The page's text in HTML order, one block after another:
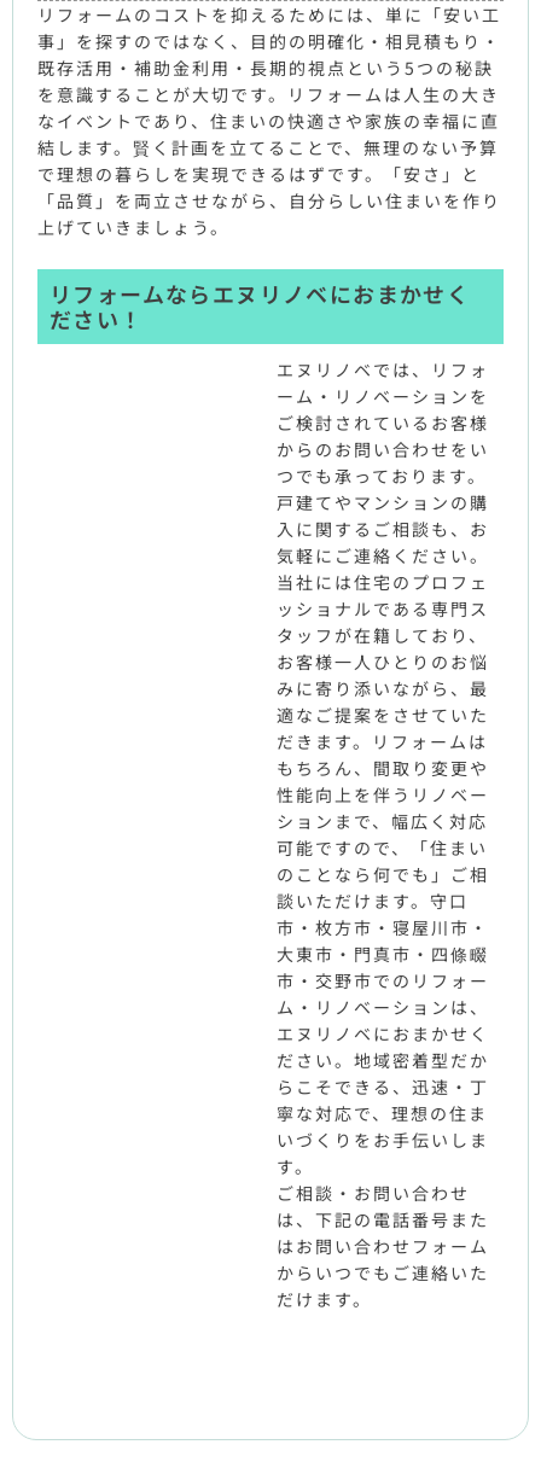
リフォームのコストを抑えるためには、単に「安い工
事」を探すのではなく、目的の明確化・相見積もり・
既存活用・補助金利用・長期的視点という5つの秘訣
を意識することが大切です。リフォームは人生の大き
なイベントであり、住まいの快適さや家族の幸福に直
結します。賢く計画を立てることで、無理のない予算
で理想の暮らしを実現できるはずです。「安さ」と
「品質」を両立させながら、自分らしい住まいを作り
上げていきましょう。
リフォームならエヌリノベにおまかせく
ださい！
エヌリノベでは、リフォ
ーム・リノベーションを
ご検討されているお客様
からのお問い合わせをい
つでも承っております。
戸建てやマンションの購
入に関するご相談も、お
気軽にご連絡ください。
当社には住宅のプロフェ
ッショナルである専門ス
タッフが在籍しており、
お客様一人ひとりのお悩
みに寄り添いながら、最
適なご提案をさせていた
だきます。リフォームは
もちろん、間取り変更や
性能向上を伴うリノベー
ションまで、幅広く対応
可能ですので、「住まい
のことなら何でも」ご相
談いただけます。守口
市・枚方市・寝屋川市・
大東市・門真市・四條畷
市・交野市でのリフォー
ム・リノベーションは、
エヌリノベにおまかせく
ださい。地域密着型だか
らこそできる、迅速・丁
寧な対応で、理想の住ま
いづくりをお手伝いしま
す。
ご相談・お問い合わせ
は、下記の電話番号また
はお問い合わせフォーム
からいつでもご連絡いた
だけます。